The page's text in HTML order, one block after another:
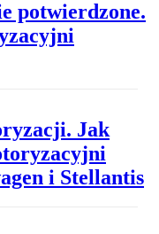
potwierdzone.
Jak
i Stellantis